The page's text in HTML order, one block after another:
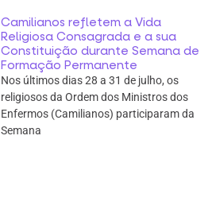
Camilianos refletem a Vida
Religiosa Consagrada e a sua
Constituição durante Semana de
Formação Permanente
Nos últimos dias 28 a 31 de julho, os
religiosos da Ordem dos Ministros dos
Enfermos (Camilianos) participaram da
Semana